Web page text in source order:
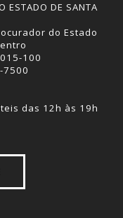
ESTADO DE SANTA
do Estado
100
7500
das 12h às 19h